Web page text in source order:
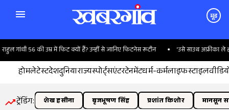
मूड
56 की उम्र में फिट क्यों हैं? उन्हीं से जानिए फिटनेस रूटीन 'उसे साउथ अफ्रीका ले ही
होमलेटेस्टदेशदुनियाराज्यस्पोर्ट्सएंटरटेनमेंटधर्म-कर्मलाइफस्टाइल
ट्रेंडिंग: शेख हसीना बृजभूषण सिंह प्रशांत किशोर मानसून